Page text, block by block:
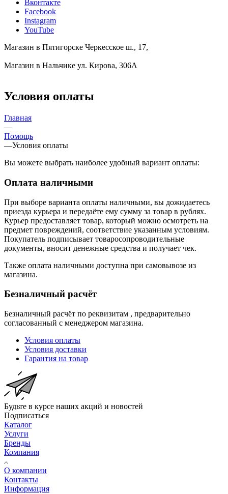
Вконтакте
Facebook
Instagram
YouTube
Магазин в Пятигорске Черкесское ш., 17,
Магазин в Нальчике ул. Кирова, 306А
Условия оплаты
Главная
—
Помощь
—Условия оплаты
Вы можете выбрать наиболее удобный вариант оплаты:
Оплата наличными
При выборе варианта оплаты наличными, вы дожидаетесь
приезда курьера и передаёте ему сумму за товар в рублях.
Курьер предоставляет товар, который можно осмотреть на
предмет повреждений, соответствие указанным условиям.
Покупатель подписывает товаросопроводительные
документы, вносит денежные средства и получает чек.
Также оплата наличными доступна при самовывозе из
магазина.
Безналичный расчёт
Безналичный расчёт по реквизитам , предварительно
согласованный с менеджером магазина.
Условия оплаты
Условия доставки
Гарантия на товар
Будьте в курсе наших акций и новостей
Подписаться
Каталог
Услуги
Бренды
Компания
О компании
Контакты
Информация